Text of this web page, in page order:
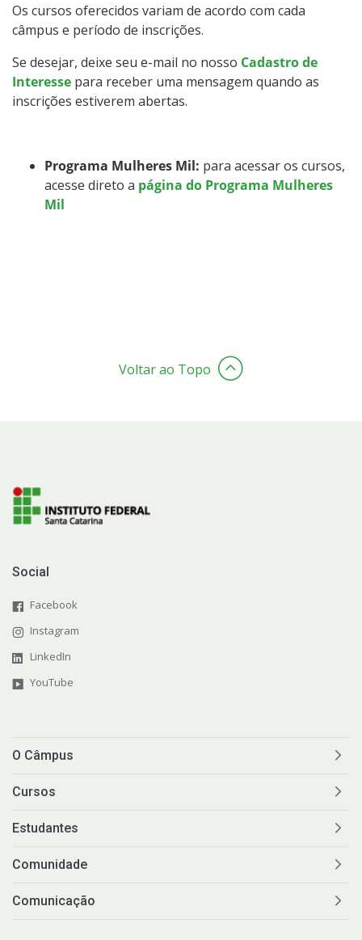
Orientações para Matrícula
Transferências e Retornos
Estatísticas dos Processos Seletivos
Os cursos oferecidos variam de acordo com cada
câmpus e período de inscrições.
Se desejar, deixe seu e-mail no nosso Cadastro de
Interesse para receber uma mensagem quando as
inscrições estiverem abertas.
Programa Mulheres Mil: para acessar os cursos,
acesse direto a página do Programa Mulheres
Mil
Voltar ao Topo
Social
Facebook
Instagram
LinkedIn
YouTube
O Câmpus
Cursos
Estudantes
Comunidade
Comunicação